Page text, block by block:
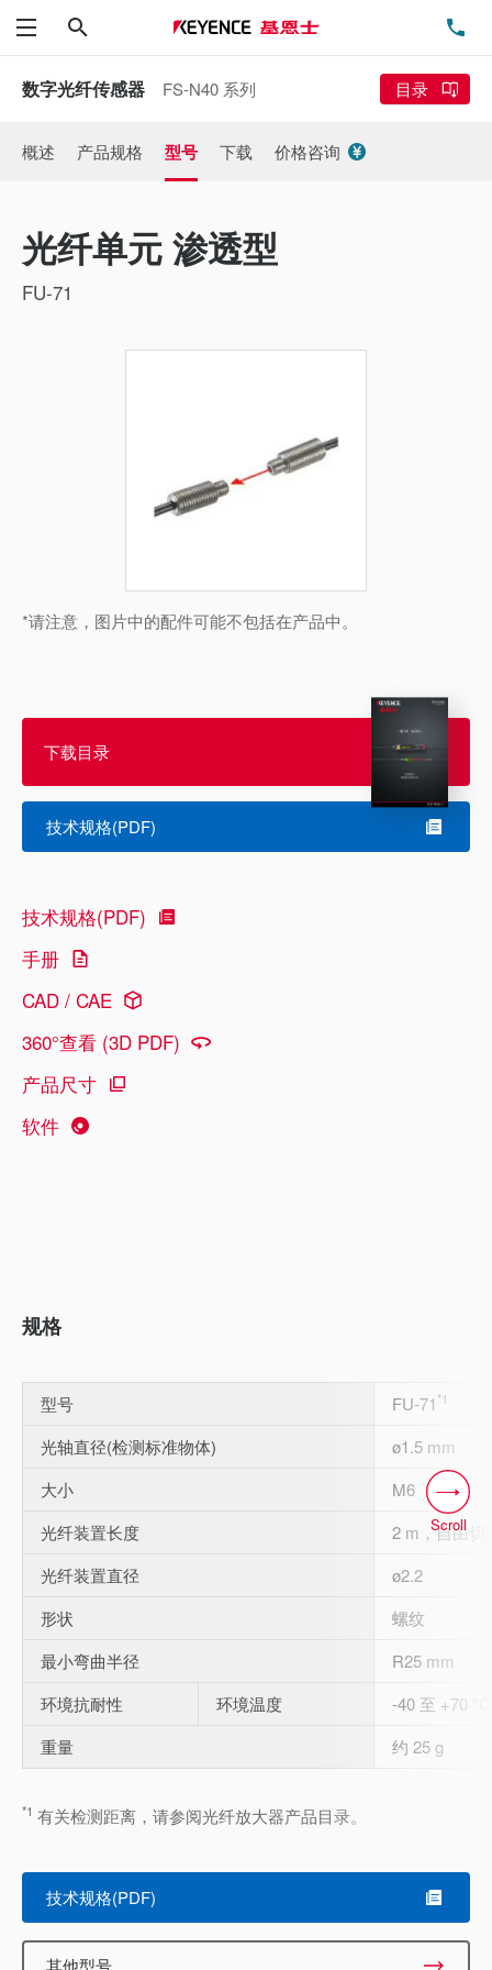
菜单
数字光纤传感器 FS-N40 系列 目录
概述 产品规格 型号 下载 价格咨询
光纤单元 渗透型
FU-71
*请注意，图片中的配件可能不包括在产品中。
下载目录
技术规格(PDF)
技术规格(PDF)
手册
CAD / CAE
360°查看 (3D PDF)
产品尺寸
软件
规格
型号 FU-71 *1
光轴直径(检测标准物体)
ø1.5 mm
大小
M6
光纤装置长度
2 m，自由切
光纤装置直径
ø2.2
形状
螺纹
最小弯曲半径
R25 mm
环境抗耐性
环境温度
-40 至 +70 °C
重量
约 25 g
*1 有关检测距离，请参阅光纤放大器产品目录。
Scroll
技术规格(PDF)
其他型号